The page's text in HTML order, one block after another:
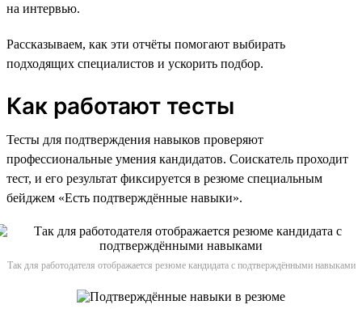
на интервью.
Рассказываем, как эти отчёты помогают выбирать
подходящих специалистов и ускорить подбор.
Как работают тесты
Тесты для подтверждения навыков проверяют
профессиональные умения кандидатов. Соискатель проходит
тест, и его результат фиксируется в резюме специальным
бейджем «Есть подтверждённые навыки».
Так для работодателя отображается резюме кандидата с подтверждёнными навыками